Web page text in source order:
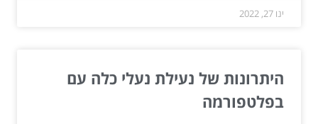
ינו 27, 2022
היתרונות של נעילת נעלי כלה עם
בפלטפורמה